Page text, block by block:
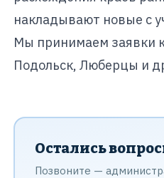
накладывают новые с
Мы принимаем заявки
Подольск, Люберцы и
Остались
Позвоните —